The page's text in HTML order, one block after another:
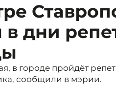
дни
в городе пройдёт
сообщили в мэрии.